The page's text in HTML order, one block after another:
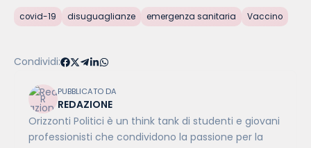
covid-19 disuguaglianze emergenza sanitaria Vaccino
Condividi:
PUBBLICATO DA
REDAZIONE
Orizzonti Politici è un think tank di studenti e giovani
professionisti che condividono la passione per la